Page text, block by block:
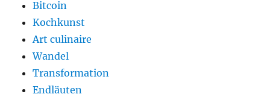
Bitcoin
Kochkunst
Art culinaire
Wandel
Transformation
Endläuten